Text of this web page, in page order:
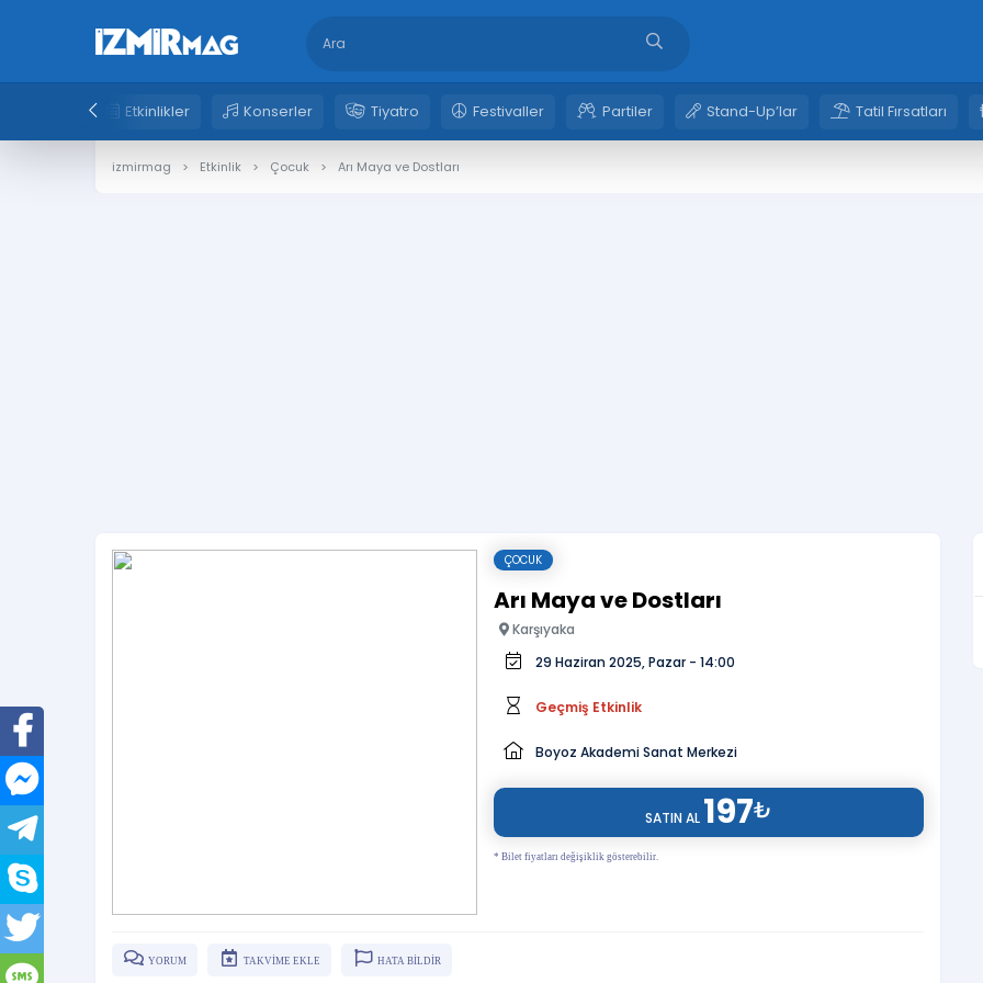
Etkinlikler Konserler Tiyatro Festivaller Partiler Stand-Up’lar Tatil Fırsatları
izmirmag Etkinlik Çocuk Arı Maya ve Dostları
ÇOCUK
Arı Maya ve Dostları
Karşıyaka
29 Haziran 2025, Pazar - 14:00
Geçmiş Etkinlik
Boyoz Akademi Sanat Merkezi
SATIN AL 197₺
* Bilet fiyatları değişiklik gösterebilir.
YORUM TAKVİME EKLE HATA BİLDİR